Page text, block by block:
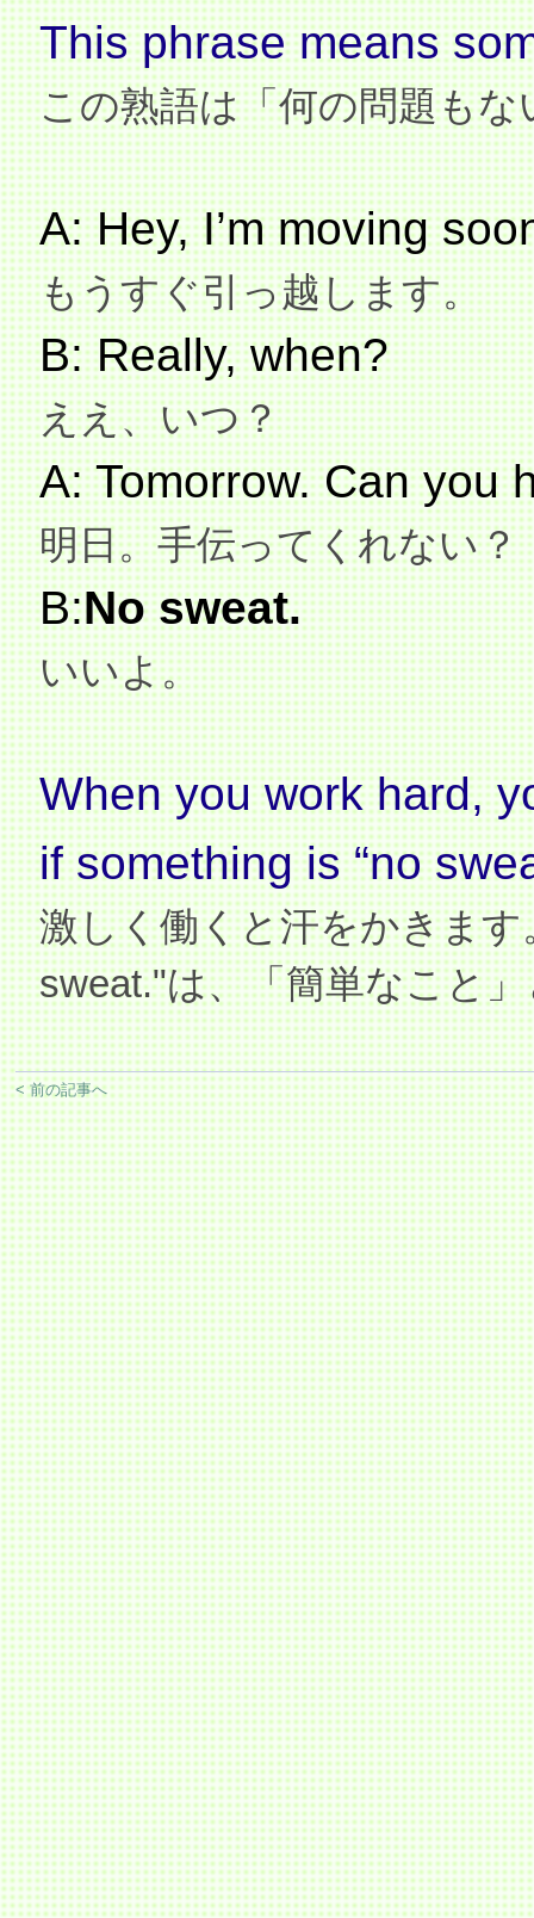
This phrase means
この熟語は「何の問題も
A: Hey, I’m moving
もうすぐ引っ越します。
B: Really, when?
ええ、いつ？
A: Tomorrow. Can you
明日。手伝ってくれない？
B:No sweat.
いいよ。
When you work hard,
if something is “no
激しく働くと汗をかきま
sweat."は、「簡単なこと
< 前の記事へ